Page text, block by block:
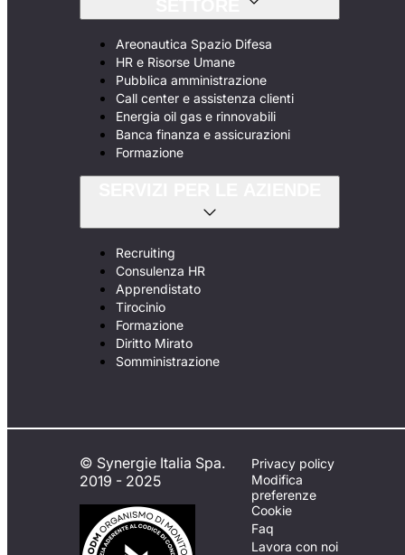
Areonautica Spazio Difesa
HR e Risorse Umane
Pubblica amministrazione
Call center e assistenza clienti
Energia oil gas e rinnovabili
Banca finanza e assicurazioni
Formazione
Recruiting
Consulenza HR
Apprendistato
Tirocinio
Formazione
Diritto Mirato
Somministrazione
© Synergie Italia Spa.
2019 - 2025
Privacy policy
Modifica
preferenze
Cookie
Faq
Lavora con noi